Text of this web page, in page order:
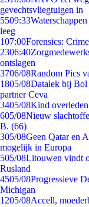
gevechtsvliegtuigen in
5509:33
leeg
107:00Forensics:
2306:40
ontslagen
3706/08Random Pics
1805/08Datalek bij Bol
partner Ceva
3405/08Kind
605/08Nieuw
B. (66)
305/08Geen Qatar en
mogelijk in Europa
505/08Litouwen vindt
Rusland
4505/08Progressieve
Michigan
1205/08Accell,